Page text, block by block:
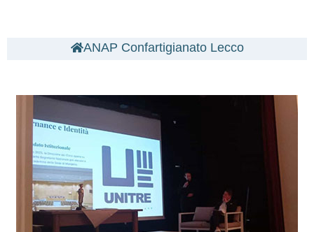
ANAP Confartigianato Lecco